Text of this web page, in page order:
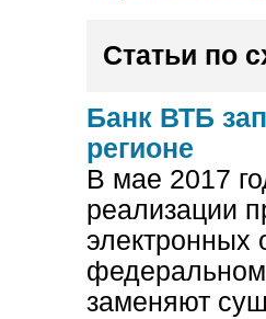
Статьи по
Банк ВТБ
регионе
В мае 2017
реализации
электронных
федеральном
заменяют